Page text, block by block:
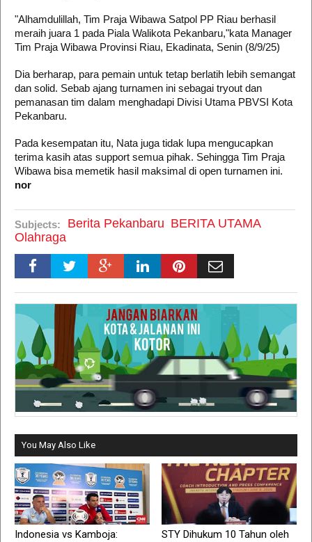
"Alhamdulillah, Tim Praja Wibawa Satpol PP Riau berhasil
meraih juara 1 pada Piala Walikota Pekanbaru,"kata Manager
Tim Praja Wibawa Provinsi Riau, Ekadinata, Senin (8/9/25)
Dia berharap, para pemain untuk tetap berlatih lebih semangat
dan solid. Sebab ajang turnamen ini sebagai tryout dan
pemanasan tim dalam menghadapi Divisi Utama PBVSI Kota
Pekanbaru.
Pada kesempatan itu, Nata juga tidak lupa mengucapkan
terima kasih atas support semua pihak. Sehingga Tim Praja
Wibawa bisa memetik hasil maksimal di open turnamen ini.
nor
Subjects: Berita Pekanbaru BERITA UTAMA
Olahraga
You May Also Like
Indonesia vs Kamboja:
STY Dihukum 10 Tahun oleh